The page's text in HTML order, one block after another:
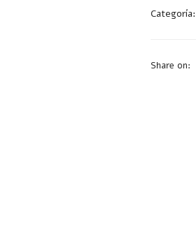
Categoría:
Share on: